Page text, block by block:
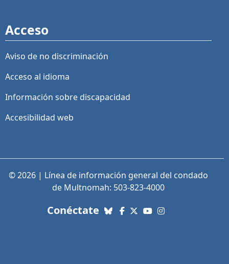
Acceso
Aviso de no discriminación
Acceso al idioma
Información sobre discapacidad
Accesibilidad web
© 2026 | Línea de información general del condado
de Multnomah: 503-823-4000
Conéctate con nosotros. Enlaces a
Bluesky
Facebook
X (Twitter)
YouTube
Instagram